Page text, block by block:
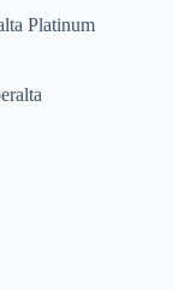
Platinum